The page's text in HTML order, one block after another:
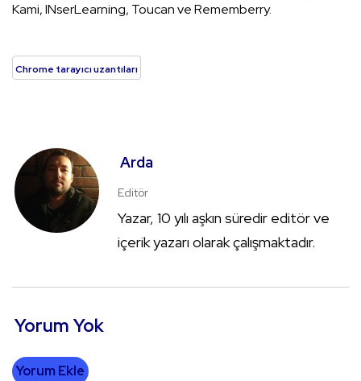
Kami, INserLearning, Toucan ve Rememberry.
Chrome tarayıcı uzantıları
Arda
Editör
Yazar, 10 yılı aşkın süredir editör ve
içerik yazarı olarak çalışmaktadır.
Yorum Yok
Yorum Ekle